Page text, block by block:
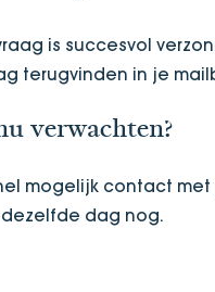
is succesvol
terugvinden in je
verwachten?
mogelijk contact met
dag nog.